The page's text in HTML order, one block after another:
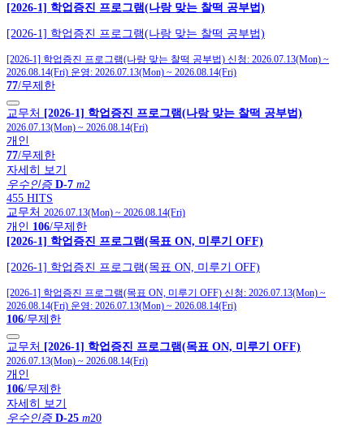
[2026-1] 학업증진 프로그램(나랑 맞는 찰떡 공부법)
[2026-1] 학업증진 프로그램(나랑 맞는 찰떡 공부법)
[2026-1] 학업증진 프로그램(나랑 맞는 찰떡 공부법) 신청: 2026.07.13(Mon) ~
2026.08.14(Fri) 운영: 2026.07.13(Mon) ~ 2026.08.14(Fri)
77/무제한
교무처 [2026-1] 학업증진 프로그램(나랑 맞는 찰떡 공부법)
2026.07.13(Mon) ~ 2026.08.14(Fri)
개인
77/무제한
자세히 보기
우수인증 D-7 m2
455 HITS
교무처 2026.07.13(Mon) ~ 2026.08.14(Fri)
개인 106/무제한
[2026-1] 학업증진 프로그램(목표 ON, 미루기 OFF)
[2026-1] 학업증진 프로그램(목표 ON, 미루기 OFF)
[2026-1] 학업증진 프로그램(목표 ON, 미루기 OFF) 신청: 2026.07.13(Mon) ~
2026.08.14(Fri) 운영: 2026.07.13(Mon) ~ 2026.08.14(Fri)
106/무제한
교무처 [2026-1] 학업증진 프로그램(목표 ON, 미루기 OFF)
2026.07.13(Mon) ~ 2026.08.14(Fri)
개인
106/무제한
자세히 보기
우수인증 D-25 m20